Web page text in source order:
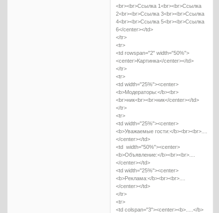
<br><br>Ссылка 1<br><br>Ссылка
2<br><br>Ссылка 3<br><br>Ссылка
4<br><br>Ссылка 5<br><br>Ссылка
6</center></td>
</tr>
<tr>
<td rowspan="2" width="50%">
<center>Картинка</center></td>
</tr>
<tr>
<td width="25%"><center>
<b>Модераторы:</b><br>
<br>ник<br><br>ник</center></td>
</tr>
<tr>
<td width="25%"><center>
<b>Уважаемые гости:</b><br><br>....
</center></td>
<td width="50%"><center>
<b>Объявление:</b><br><br>....
</center></td>
<td width="25%"><center>
<b>Реклама:</b><br><br>....
</center></td>
</tr>
<tr>
<td colspan="3"><center><b>.....</b>